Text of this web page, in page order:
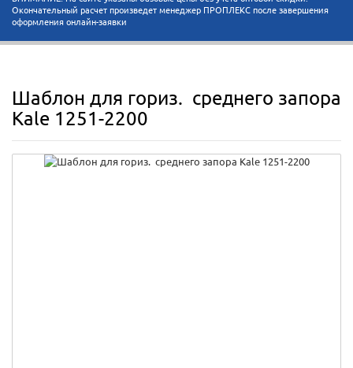
Окончательный расчет произведет менеджер ПРОПЛЕКС после завершения
оформления онлайн-заявки
Шаблон для гориз. среднего запора
Kale 1251-2200